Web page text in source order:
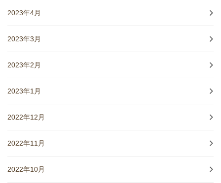
2023年4月
2023年3月
2023年2月
2023年1月
2022年12月
2022年11月
2022年10月